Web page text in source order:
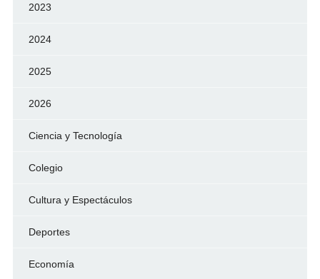
2023
2024
2025
2026
Ciencia y Tecnología
Colegio
Cultura y Espectáculos
Deportes
Economía